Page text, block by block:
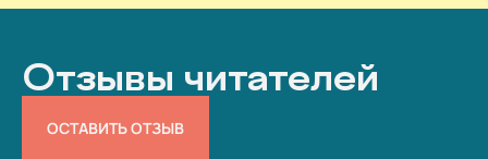
Отзывы читателей
ОСТАВИТЬ ОТЗЫВ